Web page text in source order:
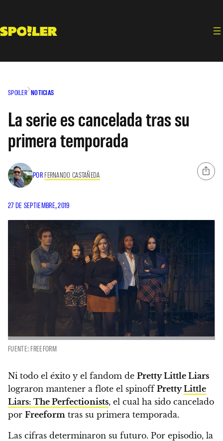
contenido
SPOILER NOTICIAS
La serie es cancelada tras su
primera temporada
POR FERNANDO CASTAÑEDA
27 DE SEPTIEMBRE, 2019
FUENTE: FREEFORM
Ni todo el éxito y el fandom de Pretty Little Liars
lograron mantener a flote el spinoff PrettyLittle
Liars: The Perfectionists, el cual ha sido cancelado
por Freeform tras su primera temporada.
Las cifras determinaron su futuro. Por episodio, la